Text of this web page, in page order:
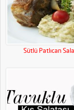
Sütlü Patlıcan